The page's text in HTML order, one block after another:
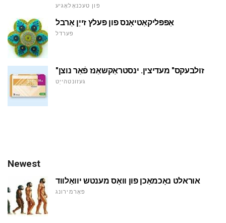
פון טעכנאָלאָגיע
אַפּפּליקאַטיאָנס פון פּעלץ זייַן אַרבל
פערדל
"זולבעקס" מעדיצין. ינסטראַקשאַנז פֿאַר נוצן
געזונטהייַט
Newest
אוראלט נאָכמאַכן פון וואָס מענטש יוואַלווד
פאָרמירונג